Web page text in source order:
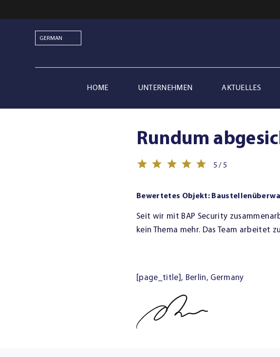
to
HOME UNTERNEHMEN AKTUELLES
Rundum
5 /5
Bewertetes Objekt:
Seit wir mit BAP Security
kein Thema mehr. Das Team
[page_title], Berlin, Germany